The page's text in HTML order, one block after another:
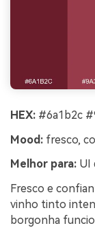
HEX: #6a1b2c
Mood: fresco,
Melhor para: UI
Fresco e
vinho tinto
borgonha